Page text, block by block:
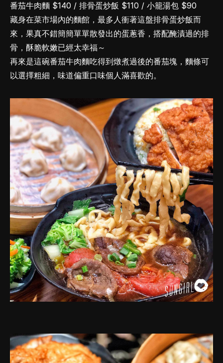
番茄牛肉麵 $140 / 排骨蛋炒飯 $110 / 小籠湯包 $90
藏身在菜市場內的麵館，最多人衝著這盤排骨蛋炒飯而
來，果真不錯簡簡單單散發出的蛋蔥香，搭配醃漬過的排
骨，酥脆軟嫩已經太幸福～
再來是這碗番茄牛肉麵吃得到燉煮過後的番茄塊，麵條可
以選擇粗細，味道偏重口味個人滿喜歡的。